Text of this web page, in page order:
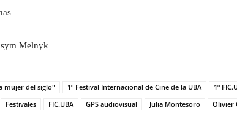
Melnyk
mujer del siglo" 1º Festival Internacional de Cine de la UBA 1º
Festivales FIC.UBA GPS audiovisual Julia Montesoro Olivier